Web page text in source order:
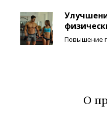
Повышение
О